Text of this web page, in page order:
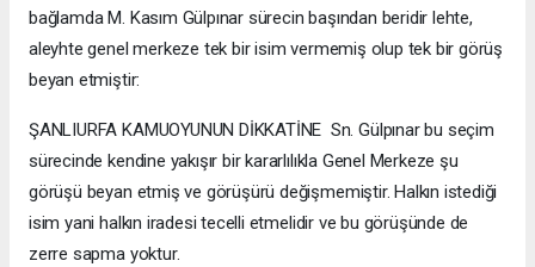
bağlamda M. Kasım Gülpınar sürecin başından beridir lehte,
aleyhte genel merkeze tek bir isim vermemiş olup tek bir görüş
beyan etmiştir:
ŞANLIURFA KAMUOYUNUN DİKKATİNE Sn. Gülpınar bu seçim
sürecinde kendine yakışır bir kararlılıkla Genel Merkeze şu
görüşü beyan etmiş ve görüşürü değişmemiştir. Halkın istediği
isim yani halkın iradesi tecelli etmelidir ve bu görüşünde de
zerre sapma yoktur.